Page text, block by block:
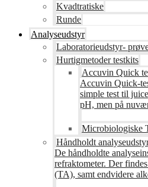
Kvadtratiske
Runde
Analyseudstyr
Laboratorieudstyr-
Hurtigmetoder testkits
Accuvin Quick
Accuvin Quick-
simple test til
pH, men på
Microbiologiske
Håndholdt
De håndholdte
refraktometer. Der
(TA), samt endvidere